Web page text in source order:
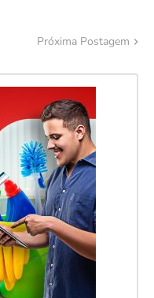
Próxima Postagem